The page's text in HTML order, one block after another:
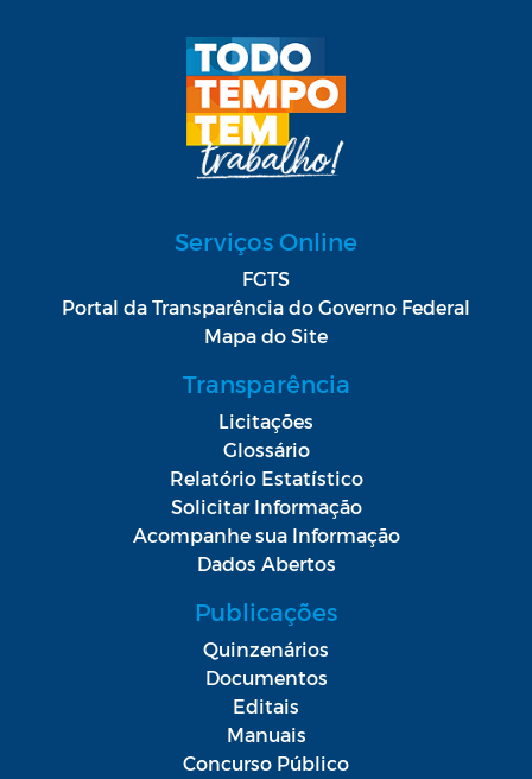
Serviços Online
FGTS
Portal da Transparência do Governo Federal
Mapa do Site
Transparência
Licitações
Glossário
Relatório Estatístico
Solicitar Informação
Acompanhe sua Informação
Dados Abertos
Publicações
Quinzenários
Documentos
Editais
Manuais
Concurso Público